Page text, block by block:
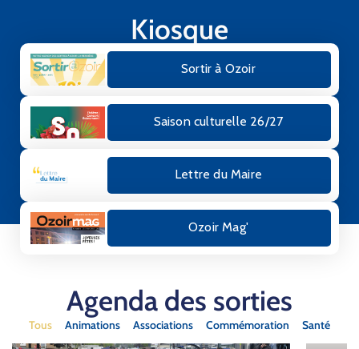
Kiosque
Sortir à Ozoir
Saison culturelle 26/27
Lettre du Maire
Ozoir Mag'
Agenda des sorties
Tous Animations Associations Commémoration Santé